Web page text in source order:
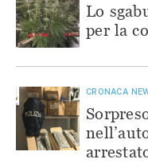
Lo
per la
CRONACA